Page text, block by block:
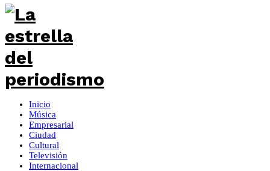
Inicio
Música
Empresarial
Ciudad
Cultural
Televisión
Internacional